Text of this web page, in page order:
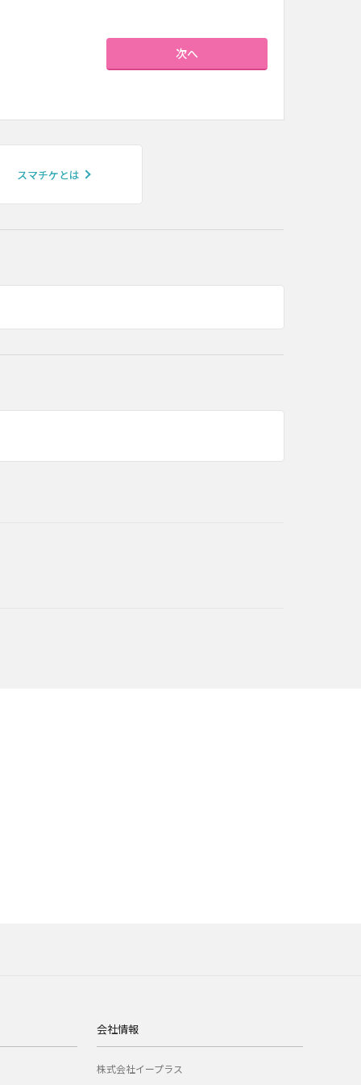
次へ
スマチケとは
会社情報
株式会社イープラス